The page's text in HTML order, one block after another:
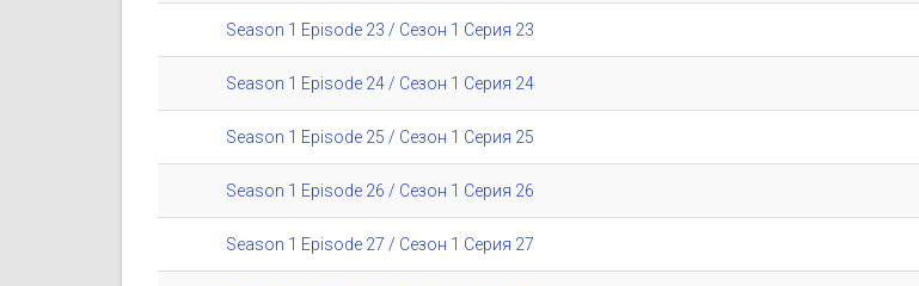
Season 1 Episode 23 / Сезон 1 Серия 23
Season 1 Episode 24 / Сезон 1 Серия 24
Season 1 Episode 25 / Сезон 1 Серия 25
Season 1 Episode 26 / Сезон 1 Серия 26
Season 1 Episode 27 / Сезон 1 Серия 27